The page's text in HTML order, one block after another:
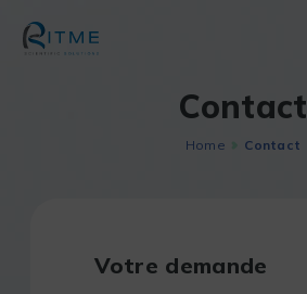
content
Contact
Home Contact
Votre demande